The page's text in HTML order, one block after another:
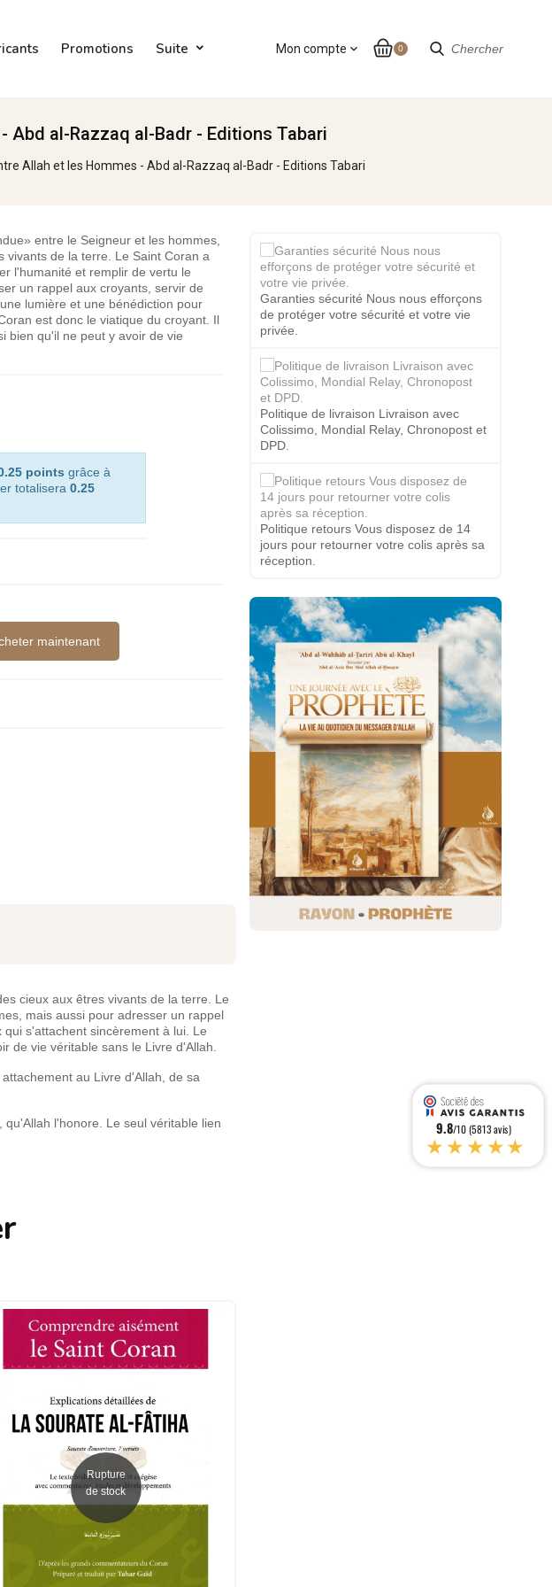
Chercher
Promotions Suite 0
Mon compte expand_more
Abd al-Razzaq al-Badr - Editions Tabari
Allah et les Hommes - Abd al-Razzaq al-Badr - Editions Tabari
entre le Seigneur et les hommes,
vivants de la terre. Le Saint Coran a
l'humanité et remplir de vertu le
un rappel aux croyants, servir de
lumière et une bénédiction pour
est donc le viatique du croyant. Il
bien qu'il ne peut y avoir de vie
points grâce à
totalisera 0.25
maintenant
cieux aux êtres vivants de la terre. Le
mais aussi pour adresser un rappel
s'attachent sincèrement à lui. Le
de vie véritable sans le Livre d'Allah.
au Livre d'Allah, de sa
l'honore. Le seul véritable lien
Rupture
de stock
Garanties sécurité Nous nous efforçons
de protéger votre sécurité et votre vie
privée.
Politique de livraison Livraison avec
Colissimo, Mondial Relay, Chronopost et
DPD.
Politique retours Vous disposez de 14
jours pour retourner votre colis après sa
réception.
9.8/10 (5813 avis)
★★★★★